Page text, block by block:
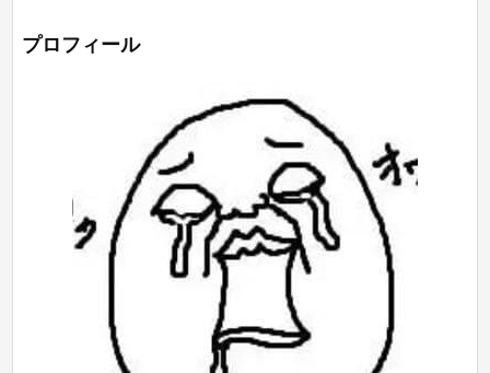
プロフィール